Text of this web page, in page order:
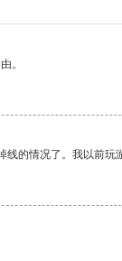
。
的情况了。我以前玩